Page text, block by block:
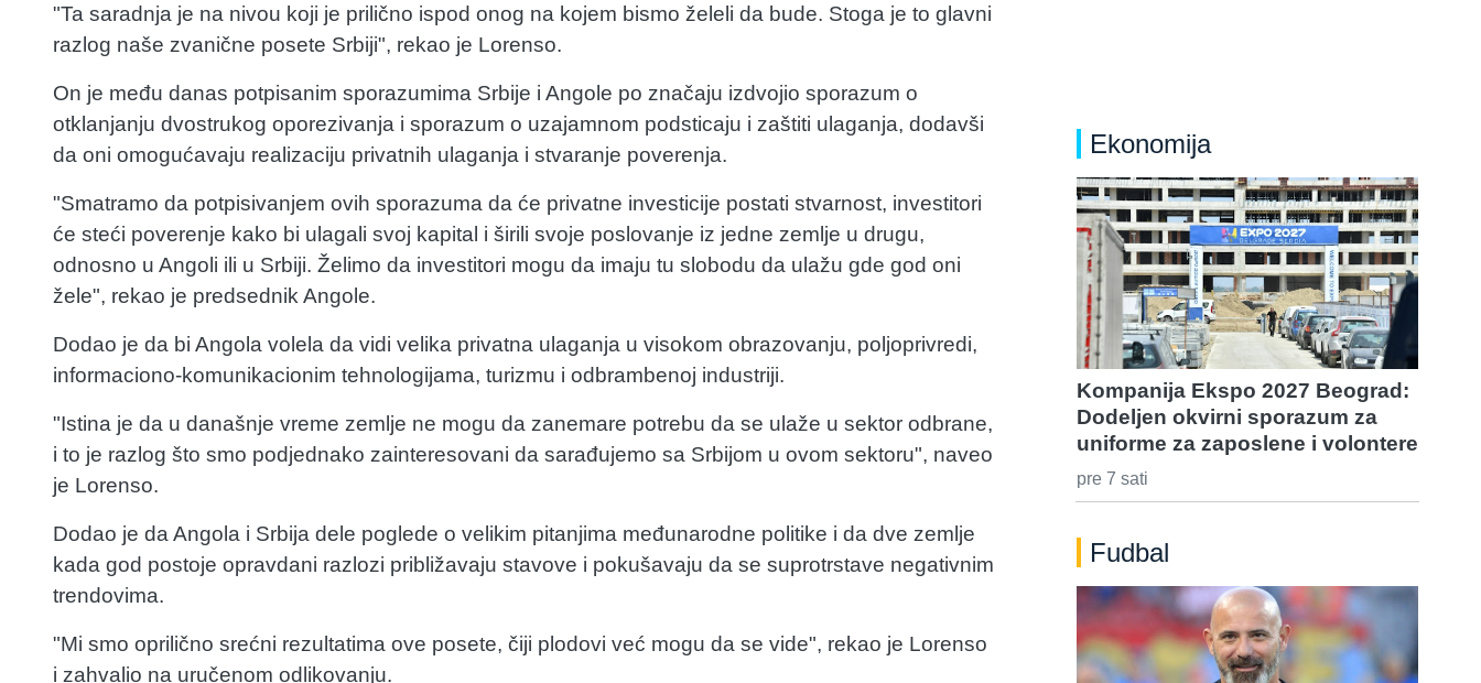
"Ta saradnja je na nivou koji je prilično ispod onog na kojem bismo želeli da bude. Stoga je to glavni
razlog naše zvanične posete Srbiji", rekao je Lorenso.
On je među danas potpisanim sporazumima Srbije i Angole po značaju izdvojio sporazum o
otklanjanju dvostrukog oporezivanja i sporazum o uzajamnom podsticaju i zaštiti ulaganja, dodavši
da oni omogućavaju realizaciju privatnih ulaganja i stvaranje poverenja.
"Smatramo da potpisivanjem ovih sporazuma da će privatne investicije postati stvarnost, investitori
će steći poverenje kako bi ulagali svoj kapital i širili svoje poslovanje iz jedne zemlje u drugu,
odnosno u Angoli ili u Srbiji. Želimo da investitori mogu da imaju tu slobodu da ulažu gde god oni
žele", rekao je predsednik Angole.
Dodao je da bi Angola volela da vidi velika privatna ulaganja u visokom obrazovanju, poljoprivredi,
informaciono-komunikacionim tehnologijama, turizmu i odbrambenoj industriji.
"Istina je da u današnje vreme zemlje ne mogu da zanemare potrebu da se ulaže u sektor odbrane,
i to je razlog što smo podjednako zainteresovani da sarađujemo sa Srbijom u ovom sektoru", naveo
je Lorenso.
Dodao je da Angola i Srbija dele poglede o velikim pitanjima međunarodne politike i da dve zemlje
kada god postoje opravdani razlozi približavaju stavove i pokušavaju da se suprotrstave negativnim
trendovima.
"Mi smo oprilično srećni rezultatima ove posete, čiji plodovi već mogu da se vide", rekao je Lorenso
i zahvalio na uručenom odlikovanju.
Ekonomija
Kompanija Ekspo 2027 Beograd:
Dodeljen okvirni sporazum za
uniforme za zaposlene i volontere
pre 7 sati
Fudbal